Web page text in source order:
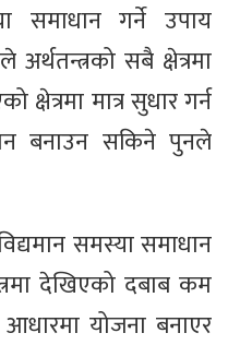
समाधान गर्ने उपाय
सबै क्षेत्रमा
मात्र सुधार गर्न
बनाउन सकिने पुनले
समस्या समाधान
देखिएको दबाब कम
योजना बनाएर